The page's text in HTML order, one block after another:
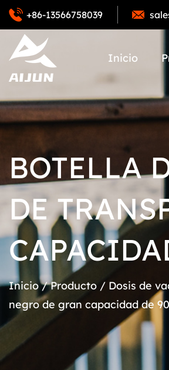
+86-13566758039
Inicio
BOTELLA
DE
Inicio/Producto / Dosis de
negro de gran capacidad de